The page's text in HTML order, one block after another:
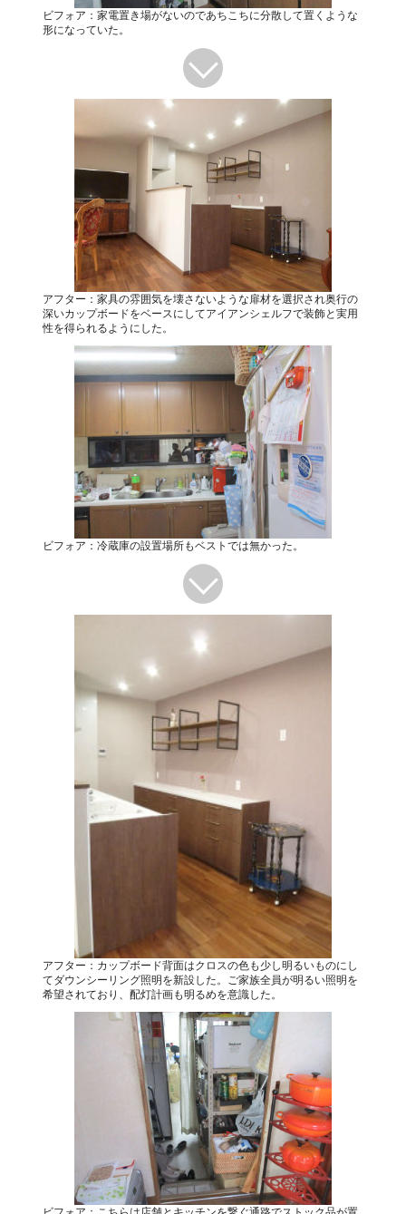
ビフォア：家電置き場がないのであちこちに分散して置くような
形になっていた。
アフター：家具の雰囲気を壊さないような扉材を選択され奥行の
深いカップボードをベースにしてアイアンシェルフで装飾と実用
性を得られるようにした。
ビフォア：冷蔵庫の設置場所もベストでは無かった。
アフター：カップボード背面はクロスの色も少し明るいものにし
てダウンシーリング照明を新設した。ご家族全員が明るい照明を
希望されており、配灯計画も明るめを意識した。